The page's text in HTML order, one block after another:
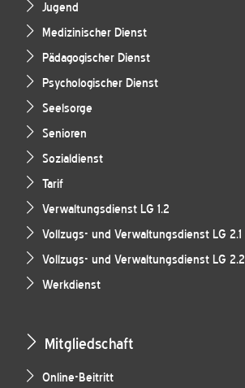
Jugend
Medizinischer Dienst
Pädagogischer Dienst
Psychologischer Dienst
Seelsorge
Senioren
Sozialdienst
Tarif
Verwaltungsdienst LG 1.2
Vollzugs- und Verwaltungsdienst LG 2.1
Vollzugs- und Verwaltungsdienst LG 2.2
Werkdienst
Mitgliedschaft
Online-Beitritt